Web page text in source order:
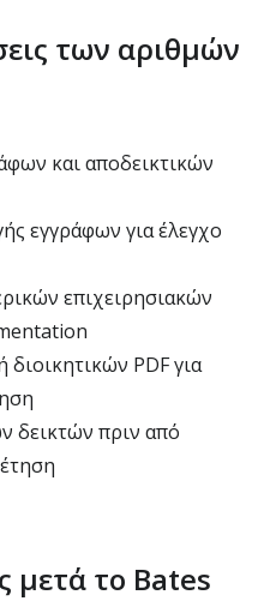
των αριθμών
και αποδεικτικών
εγγράφων για έλεγχο
επιχειρησιακών
PDF για
δεικτών πριν από
μετά το Bates